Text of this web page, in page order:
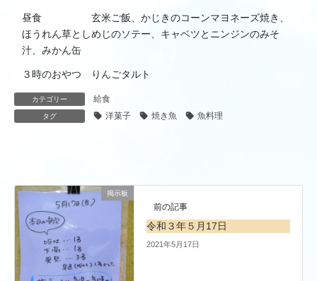
昼食 玄米ご飯、かじきのコーンマヨネーズ焼き、
ほうれん草としめじのソテー、キャベツとニンジンのみそ
汁、みかん缶
３時のおやつ りんごタルト
カテゴリー 給食
タグ 洋菓子 焼き魚 魚料理
掲示板
前の記事
令和３年５月17日
2021年5月17日